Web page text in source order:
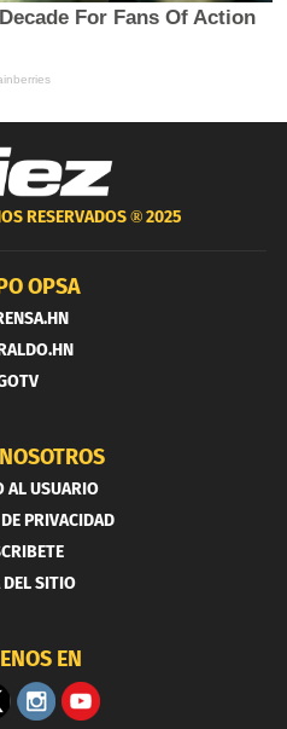
RESERVADOS ®2025
OPSA
AL USUARIO
PRIVACIDAD
DEL SITIO
EN